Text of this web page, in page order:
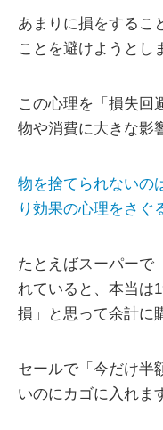
あまりに損をするこ
ことを避けようとし
この心理を「損失回
物や消費に大きな影
物を捨てられないの
り効果の心理をさぐ
たとえばスーパーで
れていると、本当は
損」と思って余計に
セールで「今だけ半
いのにカゴに入れま